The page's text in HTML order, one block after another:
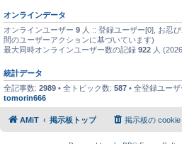
オンラインデータ
オンラインユーザー 9 人 :: 登録ユーザー[0], お忍
間のユーザーアクションに基づいています)
最大同時オンラインユーザー数の記録 922 人
統計データ
全記事数: 2989 • 全トピック数: 587 • 全登録ユーザ
tomorin666
AMiT 掲示板トップ 掲示板の